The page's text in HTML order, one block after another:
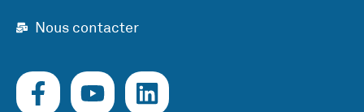
Nous contacter